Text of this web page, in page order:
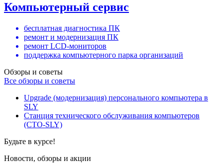
Компьютерный сервис
бесплатная диагностика ПК
ремонт и модернизация ПК
ремонт LCD-мониторов
поддержка компьютерного парка организаций
Обзоры и советы
Все обзоры и советы
Upgrade (модернизация) персонального компьютера в
SLY
Станция технического обслуживания компьютеров
(СТО-SLY)
Будьте в курсе!
Новости, обзоры и акции